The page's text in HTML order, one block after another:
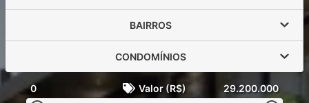
BAIRROS
CONDOMÍNIOS
0 Valor (R$) 29.200.000